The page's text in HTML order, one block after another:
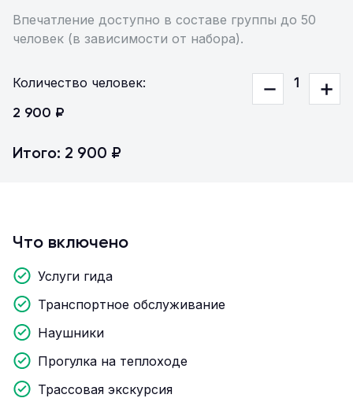
Впечатление доступно в составе группы до 50
человек (в зависимости от набора).
Количество человек:
2 900 ₽
1
Итого: 2 900 ₽
Что включено
Услуги гида
Транспортное обслуживание
Наушники
Прогулка на теплоходе
Трассовая экскурсия